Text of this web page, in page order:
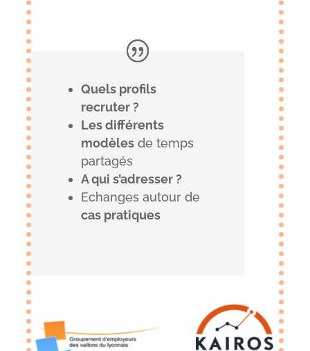
Quels profils
recruter ?
Les différents
modèles de temps
partagés
A qui s’adresser ?
Echanges autour de
cas pratiques